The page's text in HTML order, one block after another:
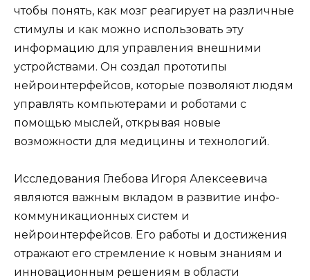
чтобы понять, как мозг реагирует на различные
стимулы и как можно использовать эту
информацию для управления внешними
устройствами. Он создал прототипы
нейроинтерфейсов, которые позволяют людям
управлять компьютерами и роботами с
помощью мыслей, открывая новые
возможности для медицины и технологий.
Исследования Глебова Игоря Алексеевича
являются важным вкладом в развитие инфо-
коммуникационных систем и
нейроинтерфейсов. Его работы и достижения
отражают его стремление к новым знаниям и
инновационным решениям в области